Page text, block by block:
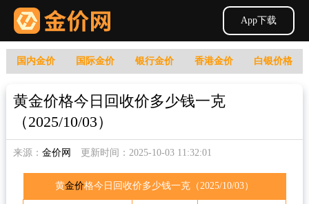
App下载
国内金价 国际金价 银行金价 香港金价 白银价格
黄金价格今日回收价多少钱一克
（2025/10/03）
来源： 金价网 更新时间：2025-10-03 11:32:01
黄金价格今日回收价多少钱一克（2025/10/03）